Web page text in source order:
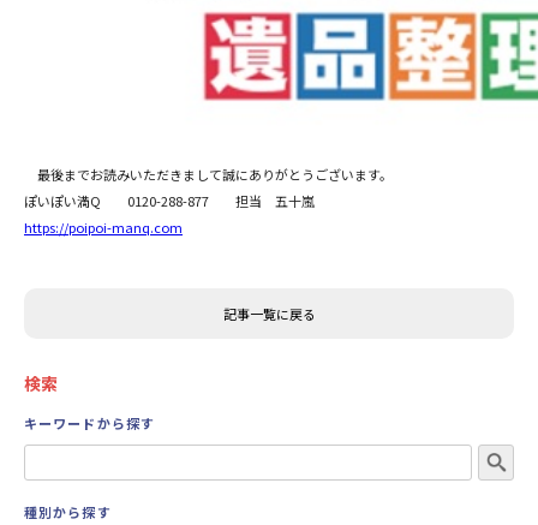
最後までお読みいただきまして誠にありがとうございます。
ぽいぽい満Q 0120-288-877 担当 五十嵐
https://poipoi-manq.com
記事一覧に戻る
検索
キーワードから探す
種別から探す